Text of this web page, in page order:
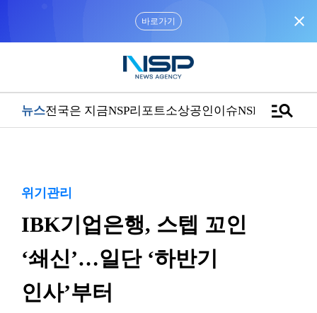
바로가기 close
뉴스전국은 지금NSP리포트소상공인이슈NSPTVmanage_search
위기관리
IBK기업은행, 스텝 꼬인
‘쇄신’…일단 ‘하반기
인사’부터